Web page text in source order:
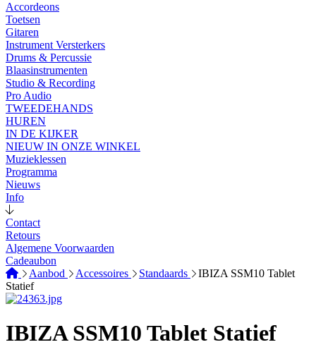
Accordeons
Toetsen
Gitaren
Instrument Versterkers
Drums & Percussie
Blaasinstrumenten
Studio & Recording
Pro Audio
TWEEDEHANDS
HUREN
IN DE KIJKER
NIEUW IN ONZE WINKEL
Muzieklessen
Programma
Nieuws
Info
Contact
Retours
Algemene Voorwaarden
Cadeaubon
Aanbod
Accessoires Standaards
IBIZA SSM10 Tablet
Statief
IBIZA SSM10 Tablet Statief